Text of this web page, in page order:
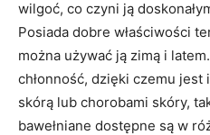
wilgoć, co czyni ją
Posiada dobre właściwości
można używać ją zimą i
chłonność, dzięki czemu
skórą lub chorobami skóry,
bawełniane dostępne są w